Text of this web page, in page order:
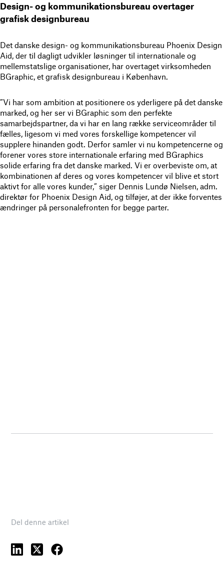
Design- og kommunikationsbureau overtager
grafisk designbureau
Det danske design- og kommunikationsbureau Phoenix Design
Aid, der til dagligt udvikler løsninger til internationale og
mellemstatslige organisationer, har overtaget virksomheden
BGraphic, et grafisk designbureau i København.
”Vi har som ambition at positionere os yderligere på det danske
marked, og her ser vi BGraphic som den perfekte
samarbejdspartner, da vi har en lang række serviceområder til
fælles, ligesom vi med vores forskellige kompetencer vil
supplere hinanden godt. Derfor samler vi nu kompetencerne og
forener vores store internationale erfaring med BGraphics
solide erfaring fra det danske marked. Vi er overbeviste om, at
kombinationen af deres og vores kompetencer vil blive et stort
aktivt for alle vores kunder,” siger Dennis Lundø Nielsen, adm.
direktør for Phoenix Design Aid, og tilføjer, at der ikke forventes
ændringer på personalefronten for begge parter.
Del denne artikel